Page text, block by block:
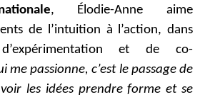
, Élodie-Anne aime
de l’intuition à l’action, dans
et de co-
me passionne, c’est le passage de
les idées prendre forme et se